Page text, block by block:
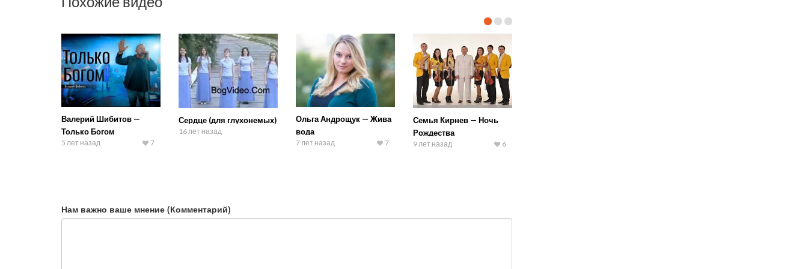
Валерий Шибитов —
Только Богом
5 лет назад 7
Сердце (для глухонемых)
16 лет назад
Ольга Андрощук — Жива
вода
7 лет назад 7
Семья Кирнев — Ночь
Рождества
9 лет назад 6
Нам важно ваше мнение (Комментарий)